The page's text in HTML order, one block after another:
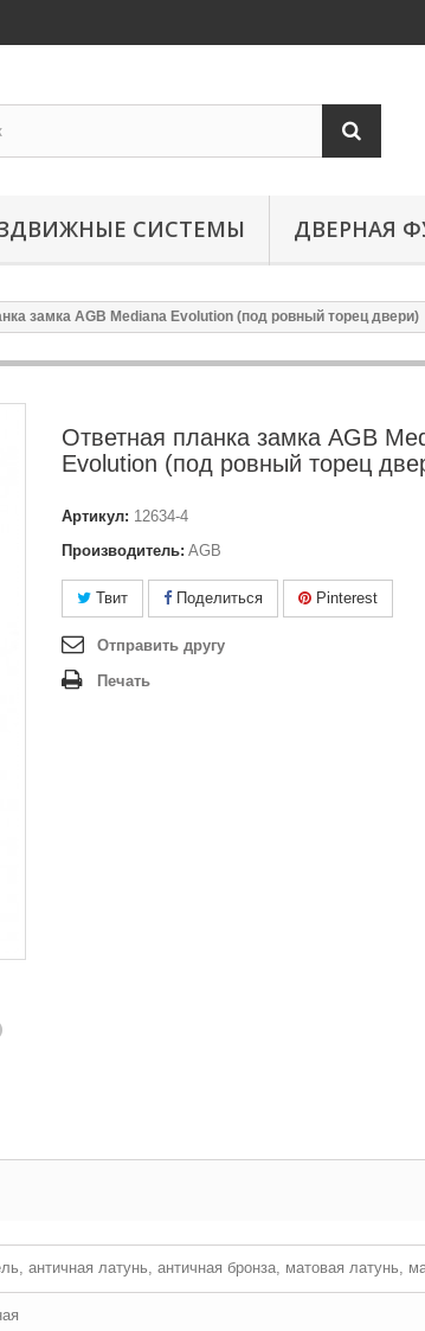
СИСТЕМЫ ДВЕРНАЯ
замка AGB Mediana Evolution (под ровный торец двери)
Ответная планка замка AGB
Evolution (под ровный торец
Артикул: 12634-4
Производитель: AGB
Твит Поделиться Pinterest
Отправить другу
Печать
античная латунь, античная бронза, матовая латунь,